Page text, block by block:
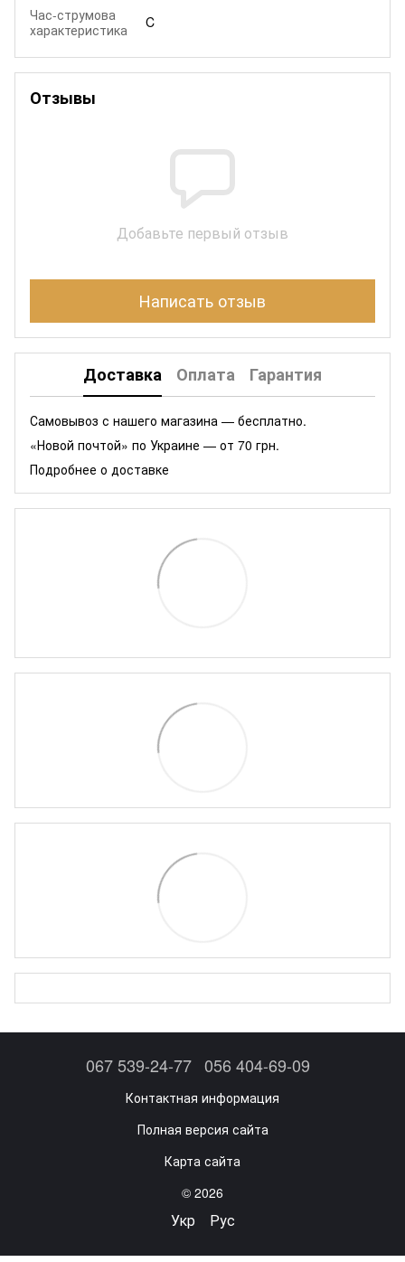
Час-струмова
характеристика
C
Отзывы
Добавьте первый отзыв
Написать отзыв
Доставка Оплата Гарантия
Самовывоз с нашего магазина — бесплатно.
«Новой почтой» по Украине — от 70 грн.
Подробнее о доставке
067 539-24-77 056 404-69-09
Контактная информация
Полная версия сайта
Карта сайта
© 2026
Укр Рус